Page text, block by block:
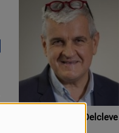
ÉMISSION DU 23 JUILLET
Pierre-Luc Petit-Delcleve